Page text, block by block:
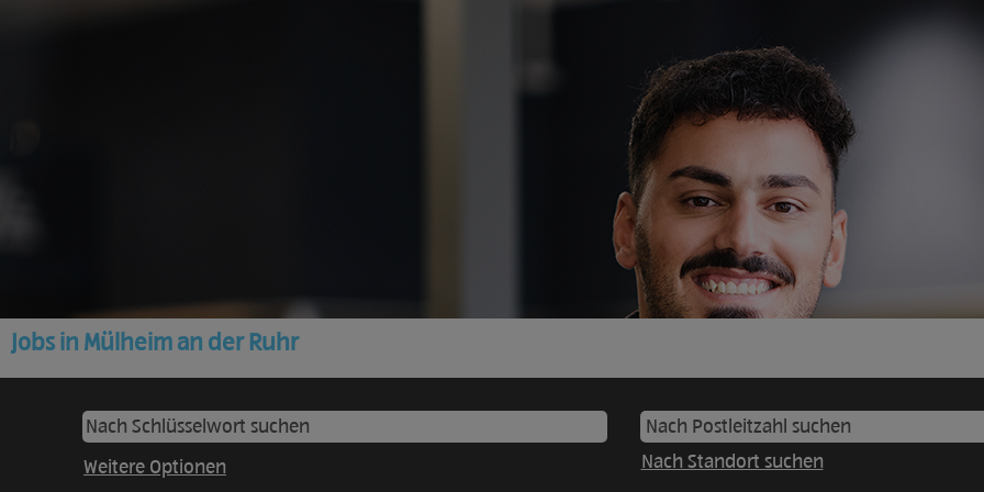
Jobs in Mülheim an der Ruhr
Nach Standort suchen
Weitere Optionen